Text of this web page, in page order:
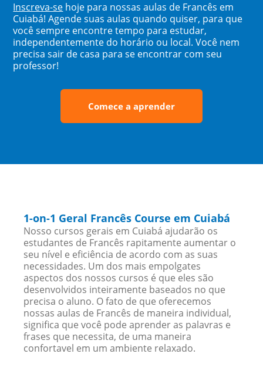
Inscreva-se hoje para nossas aulas de Francês em
Cuiabá! Agende suas aulas quando quiser, para que
você sempre encontre tempo para estudar,
independentemente do horário ou local. Você nem
precisa sair de casa para se encontrar com seu
professor!
Comece a aprender
1-on-1 Geral Francês Course em Cuiabá
Nosso cursos gerais em Cuiabá ajudarão os
estudantes de Francês rapitamente aumentar o
seu nível e eficiência de acordo com as suas
necessidades. Um dos mais empolgates
aspectos dos nossos cursos é que eles são
desenvolvidos inteiramente baseados no que
precisa o aluno. O fato de que oferecemos
nossas aulas de Francês de maneira individual,
significa que você pode aprender as palavras e
frases que necessita, de uma maneira
confortavel em um ambiente relaxado.